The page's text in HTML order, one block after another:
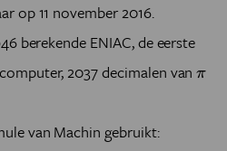
op 11 november 2016.
berekende ENIAC, de eerste
2037 decimalen vanπ
π
van Machin gebruikt: